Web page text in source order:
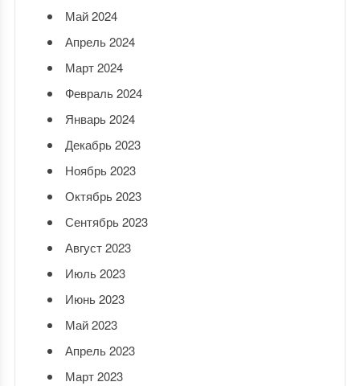
Май 2024
Апрель 2024
Март 2024
Февраль 2024
Январь 2024
Декабрь 2023
Ноябрь 2023
Октябрь 2023
Сентябрь 2023
Август 2023
Июль 2023
Июнь 2023
Май 2023
Апрель 2023
Март 2023